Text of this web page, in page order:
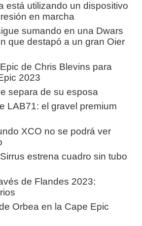
está utilizando un dispositivo
en marcha
sumando en una Dwars
que destapó a un gran Oier
de Chris Blevins para
2023
separa de su esposa
LAB71: el gravel premium
XCO no se podrá ver
estrena cuadro sin tubo
de Flandes 2023:
Orbea en la Cape Epic